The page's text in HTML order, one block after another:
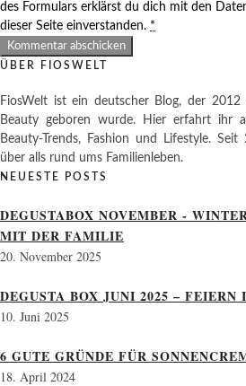
des Formulars erklärst du dich mit den
dieser Seite einverstanden. *
ÜBER FIOSWELT
FiosWelt ist ein deutscher Blog, der 2012
Beauty geboren wurde. Hier erfahrt ihr
Beauty-Trends, Fashion und Lifestyle.
über alls rund ums Familienleben.
NEUESTE POSTS
DEGUSTABOX NOVEMBER -
MIT DER FAMILIE
20. November 2025
DEGUSTA BOX JUNI 2025 – FEIERN
10. Juni 2025
6 GUTE GRÜNDE FÜR
18. April 2024